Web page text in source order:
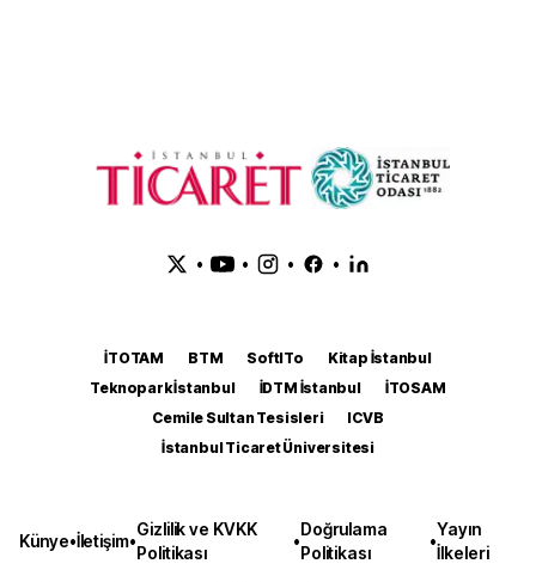
• • • •
İTOTAM BTM SoftITo
Kitap İstanbul
Teknopark İstanbul
İDTM İstanbul
İTOSAM
Cemile Sultan Tesisleri
ICVB
İstanbul Ticaret Üniversitesi
Künye•İletişim•
Gizlilik ve KVKK
Politikası
•
Doğrulama
Politikası
•
Yayın
İlkeleri